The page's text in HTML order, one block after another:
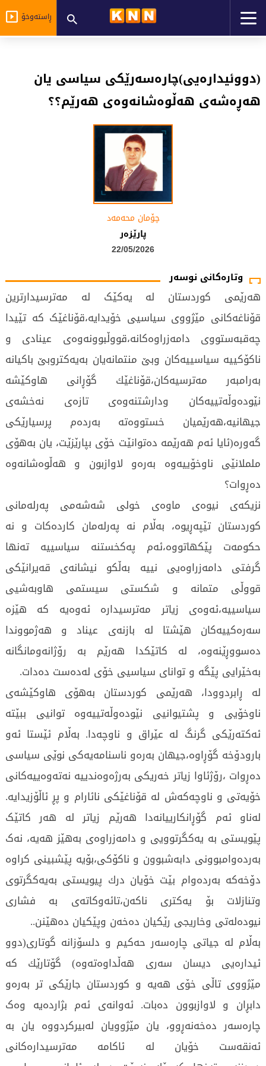
ڕاستەوخۆ
(دووئیدارەیی)چارەسەرێکی سیاسی یان
هەڕەشەی هەڵوەشانەوەی هەرێم؟؟
چۆمان محه‌مه‌د
پارێزەر
22/05/2026
وتارەکانی نوسەر
هەرێمی کوردستان لە یەکێک لە مەترسیدارترین
قۆناغەکانی مێژووی سیاسیی خۆیدایە،قۆناغێک کە تێیدا
چەقبەستووی دامەزراوەكانە،قووڵبوونەوەی عینادی و
ناکۆکییە سیاسییەکان وبێ منتمانەیان بەیەكتروبێ باكیانە
بەرامبەر مەترسیەكان،قۆناغێك گۆڕانی هاوکێشە
نێودەوڵەتییەکان ودارشتنەوەی تازەی نەخشەی
جیهانیە،هەرێمیان خستووەتە بەردەم پرسیارێکی
گەورە(ئایا ئەم هەرێمە دەتوانێت خۆی بپارێزێت، یان بەهۆی
ململا‌نێی ناوخۆییەوە بەرەو لاوازبون و هەڵوەشانەوە
دەڕوات؟
نزیکەی نیوەی ماوەی خولی شەشەمی پەرلەمانی
کوردستان تێپەڕیوە، بەڵام نە پەرلەمان کاردەکات و نە
حکومەت پێکهاتووە،ئەم پەکخستنە سیاسییە تەنها
گرفتی دامەزراوەیی نییە بەڵکو نیشانەی قەیرانێکی
قووڵی متمانە و شکستی سیستمی هاوبەشیی
سیاسییە،ئەوەی زیاتر مەترسیدارە ئەوەیە کە هێزە
سەرەکییەکان هێشتا لە بازنەی عیناد و هەژمووندا
دەسووڕێنەوە، لە کاتێکدا هەرێم بە رۆژانەومانگانە
بەخێرایی پێگە و توانای سیاسیی خۆی لەدەست دەدات.
لە ڕابردوودا، هەرێمی کوردستان بەهۆی هاوکێشەی
ناوخۆیی و پشتیوانیی نێودەوڵەتییەوە توانیی ببێتە
ئەکتەرێکی گرنگ لە عێراق و ناوچەدا. بەڵام ئێستا ئەو
بارودۆخە گۆڕاوە،جیهان بەرەو ناسنامەیەکی نوێی سیاسی
دەڕوات ،رۆژئاوا زیاتر خەریکی بەرژەوەندییە نەتەوەییەکانی
خۆیەتی و ناوچەکەش لە قۆناغێکی نائارام و پڕ ئاڵۆزیدایە.
لەناو ئەم گۆڕانکارییانەدا هەرێم زیاتر لە هەر کاتێک
پێویستی بە یەکگرتوویی و دامەزراوەی بەهێز هەیە، نەک
بەردەوامبوونی دابەشبوون و ناکۆکی،بۆیە پێشبینی كراوە
دۆخەكە بەردەوام بێت خۆیان درك پیویستی بەیەكگرتوی
وتنازلات بۆ یەكتری ناكەن،تائەوكاتەی بە فشاری
نیودەلەتی وخاریجی رێكیان دەخەن وپێكیان دەهێنن..
بەڵام لە جیاتی چارەسەر حەكیم و دلسۆزانە گوتاری(دوو
ئیدارەیی دیسان سەری هەڵداوەتەوە) گۆتارێك کە
مێژووی تاڵی خۆی هەیە و کوردستان جارێکی تر بەرەو
دابڕان و لاوازبوون دەبات. ئەوانەی ئەم بژاردەیە وەک
چارەسەر دەخەنەڕوو، یان مێژوویان لەبیرکردووە یان بە
ئەنقەست خۆیان لە ئاکامە مەترسیدارەکانی